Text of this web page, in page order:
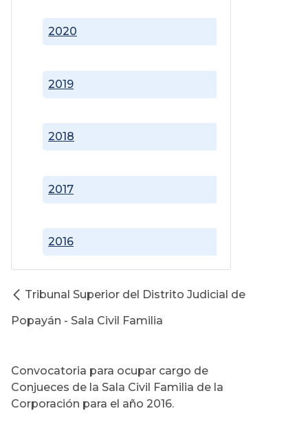
2016
2017
2018
2019
2020
Tribunal Superior del Distrito Judicial de
Popayán - Sala Civil Familia
Convocatoria para ocupar cargo de
Conjueces de la Sala Civil Familia de la
Corporación para el año 2016.